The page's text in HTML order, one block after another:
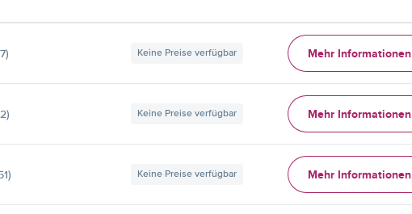
Keine Preise verfügbar Mehr Informationen
Keine Preise verfügbar Mehr Informationen
Keine Preise verfügbar Mehr Informationen